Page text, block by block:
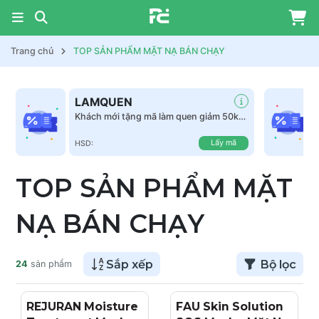
Trang chủ TOP SẢN PHẨM MẶT NẠ BÁN CHẠY
LAMQUEN
Khách mới tặng mã làm quen giảm 50k
HSD: Lấy mã
TOP SẢN PHẨM MẶT
NẠ BÁN CHẠY
24 sản phẩm Sắp xếp Bộ lọc
REJURAN Moisture
FAU Skin Solution